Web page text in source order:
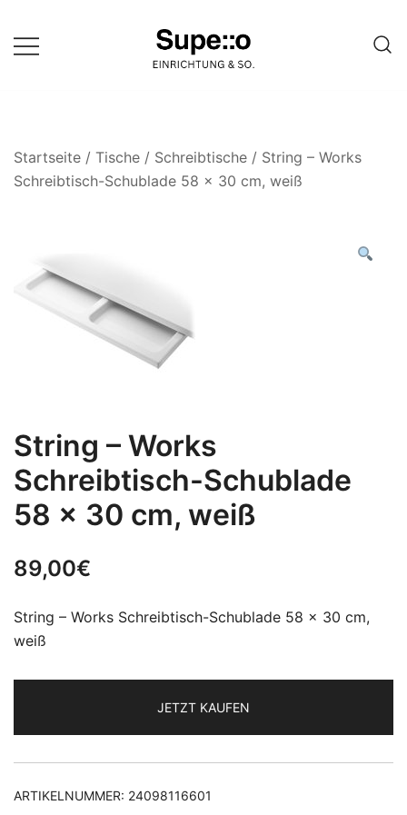
zum
Inhalt
einer Website
Startseite / Tische / Schreibtische / String – Works
Schreibtisch-Schublade 58 x 30 cm, weiß
String – Works
Schreibtisch-Schublade
58 x 30 cm, weiß
89,00€
String – Works Schreibtisch-Schublade 58 x 30 cm,
weiß
JETZT KAUFEN
ARTIKELNUMMER: 24098116601